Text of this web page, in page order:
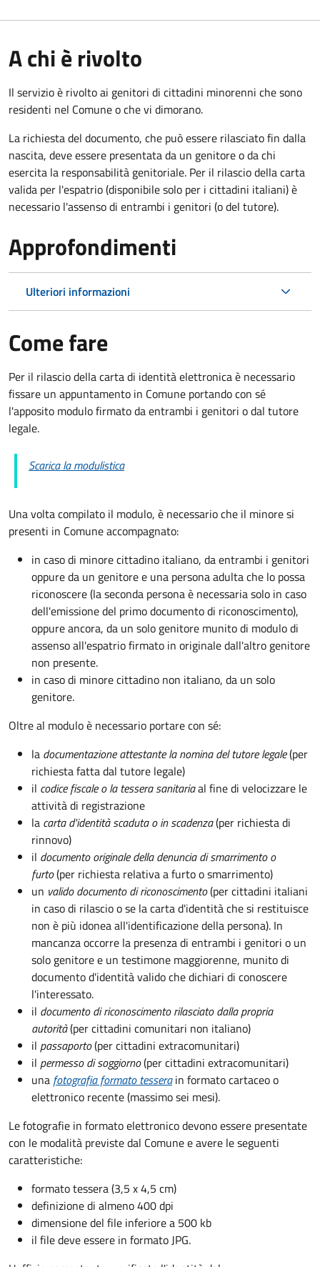
A chi è rivolto
Il servizio è rivolto ai genitori di cittadini minorenni che sono
residenti nel Comune o che vi dimorano.
La richiesta del documento, che può essere rilasciato fin dalla
nascita, deve essere presentata da un genitore o da chi
esercita la responsabilità genitoriale. Per il rilascio della carta
valida per l'espatrio (disponibile solo per i cittadini italiani) è
necessario l'assenso di entrambi i genitori (o del tutore).
Approfondimenti
Ulteriori informazioni
Come fare
Per il rilascio della carta di identità elettronica è necessario
fissare un appuntamento in Comune portando con sé
l'apposito modulo firmato da entrambi i genitori o dal tutore
legale.
Scarica la modulistica
Una volta compilato il modulo, è necessario che il minore si
presenti in Comune accompagnato:
in caso di minore cittadino italiano, da entrambi i genitori
oppure da un genitore e una persona adulta che lo possa
riconoscere (la seconda persona è necessaria solo in caso
dell'emissione del primo documento di riconoscimento),
oppure ancora, da un solo genitore munito di modulo di
assenso all'espatrio firmato in originale dall'altro genitore
non presente.
in caso di minore cittadino non italiano, da un solo
genitore.
Oltre al modulo è necessario portare con sé:
la documentazioneattestante la nomina del tutore legale(per
richiesta fatta dal tutore legale)
il codice fiscale o la tessera sanitariaal fine di velocizzare le
attività di registrazione
la carta d'identità scaduta o in scadenza(per richiesta di
rinnovo)
il documento originale della denuncia di smarrimento o
furto(per richiesta relativa a furto o smarrimento)
un valido documento di riconoscimento(per cittadini italiani
in caso di rilascio o se la carta d'identità che si restituisce
non è più idonea all'identificazione della persona). In
mancanza occorre la presenza di entrambi i genitori o un
solo genitore e un testimone maggiorenne, munito di
documento d'identità valido che dichiari di conoscere
l'interessato.
il documento di riconoscimento rilasciato dalla propria
autorità(per cittadini comunitari non italiano)
il passaporto(per cittadini extracomunitari)
il permesso di soggiorno(per cittadini extracomunitari)
una fotografia formato tessera in formato cartaceo o
elettronico recente (massimo sei mesi).
Le fotografie in formato elettronico devono essere presentate
con le modalità previste dal Comune e avere le seguenti
caratteristiche:
formato tessera (3,5 x 4,5 cm)
definizione di almeno 400 dpi
dimensione del file inferiore a 500 kb
il file deve essere in formato JPG.